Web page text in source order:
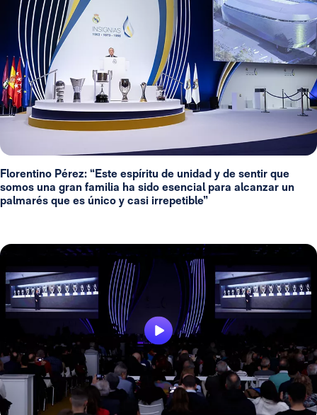
Florentino Pérez: “Este espíritu de unidad y de sentir que
somos una gran familia ha sido esencial para alcanzar un
palmarés que es único y casi irrepetible”